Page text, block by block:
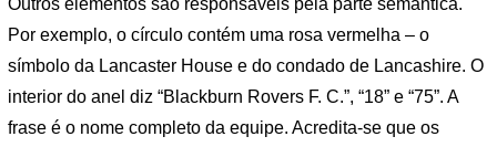
Por exemplo, o círculo contém uma rosa vermelha – o
símbolo da Lancaster House e do condado de Lancashire. O
interior do anel diz “Blackburn Rovers F. C.”, “18” e “75”. A
frase é o nome completo da equipe. Acredita-se que os